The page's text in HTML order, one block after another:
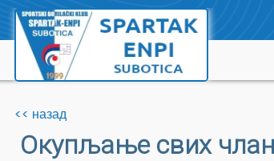
<< назад
Окупљање свих